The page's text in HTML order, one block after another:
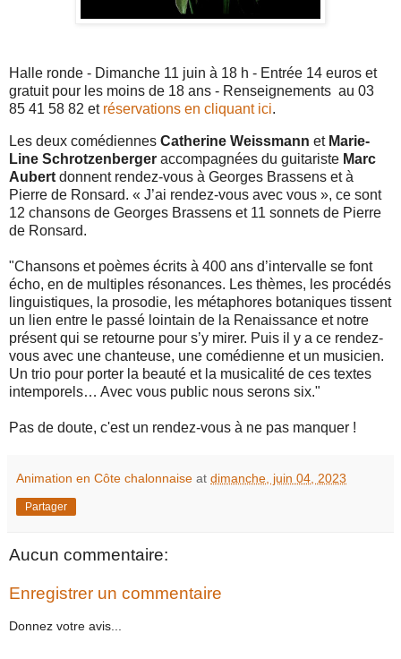
Halle ronde - Dimanche 11 juin à 18 h - Entrée 14 euros et
gratuit pour les moins de 18 ans - Renseignements au 03
85 41 58 82 et réservations en cliquant ici.
Les deux comédiennes Catherine Weissmann et Marie-
Line Schrotzenberger accompagnées du guitariste Marc
Aubert donnent rendez-vous à Georges Brassens et à
Pierre de Ronsard. « J’ai rendez-vous avec vous », ce sont
12 chansons de Georges Brassens et 11 sonnets de Pierre
de Ronsard.
"Chansons et poèmes écrits à 400 ans d’intervalle se font
écho, en de multiples résonances. Les thèmes, les procédés
linguistiques, la prosodie, les métaphores botaniques tissent
un lien entre le passé lointain de la Renaissance et notre
présent qui se retourne pour s’y mirer. Puis il y a ce rendez-
vous avec une chanteuse, une comédienne et un musicien.
Un trio pour porter la beauté et la musicalité de ces textes
intemporels… Avec vous public nous serons six."
Pas de doute, c'est un rendez-vous à ne pas manquer !
Animation en Côte chalonnaise at dimanche, juin 04, 2023
Partager
Aucun commentaire:
Enregistrer un commentaire
Donnez votre avis...